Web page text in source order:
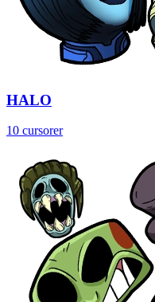
HALO
10 cursorer